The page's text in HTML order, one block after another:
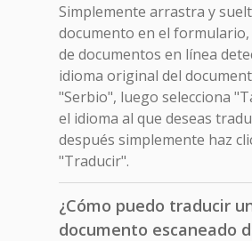
Simplemente arrastra y
documento en el
de documentos en línea
idioma original del
"Serbio", luego selecciona
el idioma al que deseas
después simplemente haz
"Traducir".
¿Cómo puedo traducir
documento escaneado